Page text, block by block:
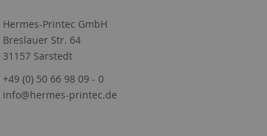
Hermes-Printec GmbH
Breslauer Str. 64
31157 Sarstedt
+49 (0) 50 66 98 09 - 0
info@hermes-printec.de